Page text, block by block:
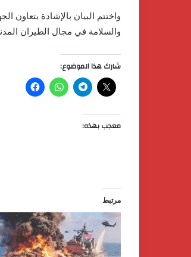
واختتم البيان بالإشادة بتعاون
والسلامة في مجال الطيران
شارك هذا الموضوع:
معجب بهذه:
مرتبط